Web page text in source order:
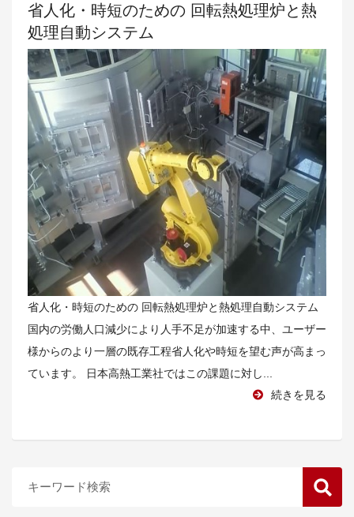
省人化・時短のための 回転熱処理炉と熱
処理自動システム
省人化・時短のための 回転熱処理炉と熱処理自動システム
国内の労働人口減少により人手不足が加速する中、ユーザー
様からのより一層の既存工程省人化や時短を望む声が高まっ
ています。 日本高熱工業社ではこの課題に対し...
続きを見る